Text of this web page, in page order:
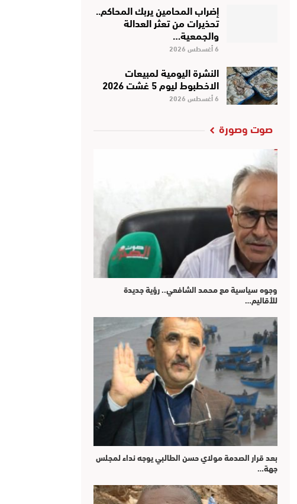
إضراب المحامين يربك المحاكم..
تحذيرات من تعثر العدالة
والجمعية…
6 أغسطس 2026
النشرة اليومية لمبيعات
الاخطبوط ليوم 5 غشت 2026
6 أغسطس 2026
صوت وصورة
وجوه سياسية مع محمد الشافعي.. رؤية جديدة
للأقاليم…
بعد قرار الصدمة مولاي حسن الطالبي يوجه نداء لمجلس
جهة…